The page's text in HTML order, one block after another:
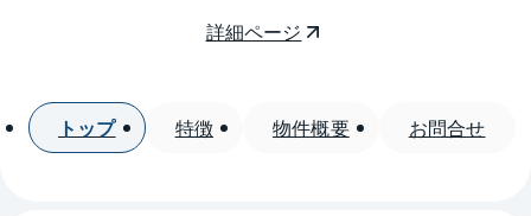
詳細ページ
トップ 特徴 物件概要 お問合せ